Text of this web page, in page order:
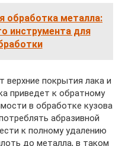
обработка металла:
инструмента для
верхние покрытия лака и
приведет к обратному
в обработке кузова
абразивной
к полному удалению
до металла, в таком